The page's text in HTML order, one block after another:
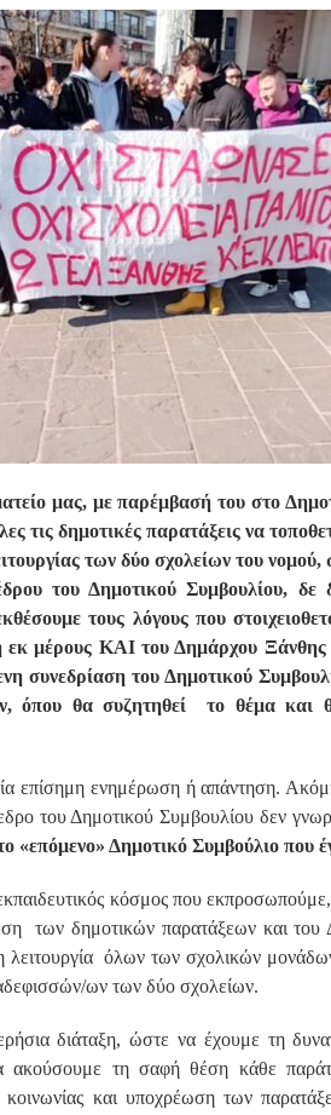
μας, με παρέμβασή του στο
τις δημοτικές παρατάξεις να
των δύο σχολείων του
του Δημοτικού Συμβουλίου, δε
τους λόγους που
μέρους ΚΑΙ του Δημάρχου Ξάνθης
συνεδρίαση του Δημοτικού
όπου θα συζητηθεί το θέμα και
επίσημη ενημέρωση ή απάντηση.
του Δημοτικού Συμβουλίου δεν
«επόμενο» Δημοτικό Συμβούλιο που
κόσμος που
των δημοτικών παρατάξεων και του
όλων των σχολικών
ων των δύο σχολείων.
διάταξη, ώστε να έχουμε τη
ακούσουμε τη σαφή θέση κάθε
και υποχρέωση των